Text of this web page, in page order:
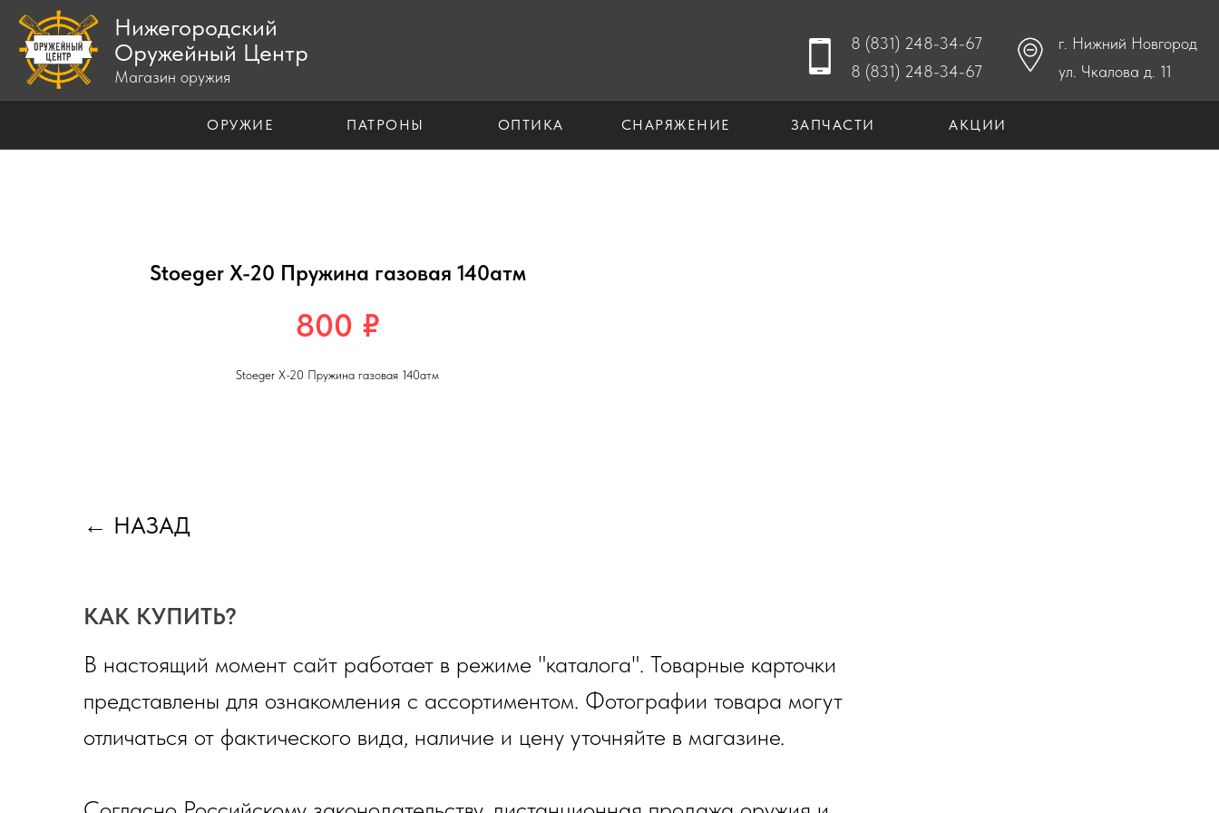
Нижегородский
Оружейный Центр
Магазин оружия
8 (831) 248-34-67
8 (831) 248-34-67
г. Нижний Новгород
ул. Чкалова д. 11
ОРУЖИЕ ПАТРОНЫ ОПТИКА СНАРЯЖЕНИЕ ЗАПЧАСТИ АКЦИИ
Stoeger X-20 Пружина газовая 140атм
800 ₽
Stoeger X-20 Пружина газовая 140атм
← НАЗАД
В настоящий момент сайт работает в режиме "каталога". Товарные карточки
представлены для ознакомления с ассортиментом. Фотографии товара могут
отличаться от фактического вида, наличие и цену уточняйте в магазине.
КАК КУПИТЬ?